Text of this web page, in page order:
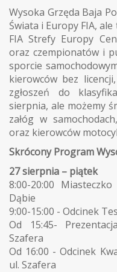
Wysoka Grzęda Baja
Świata i Europy FIA,
FIA Strefy Europy
oraz czempionatów i
sporcie
kierowców bez
zgłoszeń do
sierpnia, ale możemy
załóg w
oraz kierowców
Skrócony Program
27 sierpnia – piątek
8:00-20:00
Dąbie
9:00-15:00 - Odcinek
Od 15:45-
Szafera
Od 16:00 - Odcinek
ul. Szafera